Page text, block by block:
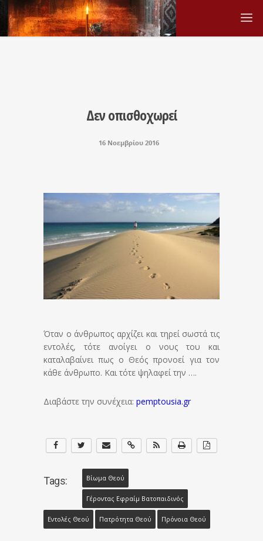
Δεν οπισθοχωρεί
16 Νοεμβρίου 2016
Όταν ο άνθρωπος αρχίζει και τηρεί σωστά τις
εντολές, τότε ανοίγει ο νους του και
καταλαβαίνει πως ο Θεός προνοεί για τον
κάθε άνθρωπο. Και τότε ψηλαφεί την ….
Διαβάστε την συνέχεια: pemptousia.gr
Tags: Βίωμα Θεού
Γέροντας Εφραίμ Βατοπαιδινός
Εντολές Θεού Πατρότητα Θεού Πρόνοια Θεού